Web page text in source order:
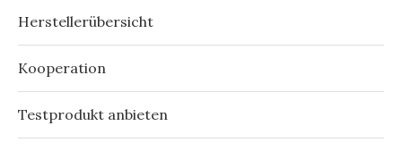
Herstellerübersicht
Kooperation
Testprodukt anbieten